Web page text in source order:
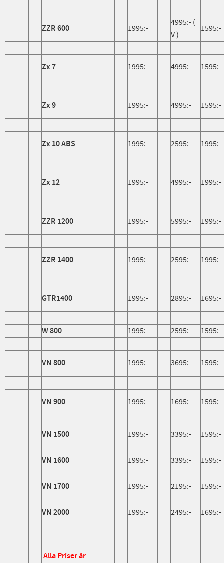
ZZR 600 1995:-
4995:- (
V )
1595:-
Zx 7 1995:- 4995:- 1595:-
Zx 9 1995:- 4995:- 1595:-
Zx 10 ABS 1995:- 2595:- 1995:-
Zx 12 1995:- 4995:- 1995:-
ZZR 1200 1995:- 5995:- 1995:-
ZZR 1400 1995:- 2595:- 1995:-
GTR1400 1995:- 2895:- 1695:-
W 800 1995:- 2595:- 1595:-
VN 800 1995:- 3695:- 1595:-
VN 900 1995:- 1695:- 1595:-
VN 1500 1995:- 3395:- 1595:-
VN 1600 1995:- 3395:- 1595:-
VN 1700 1995:- 2195:- 1595:-
VN 2000 1995:- 2495:- 1695:-
Alla Priser är